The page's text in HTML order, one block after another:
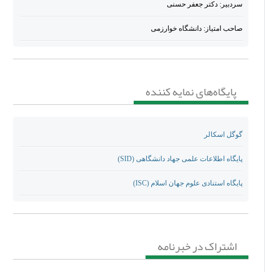
نیز نمی تواند از مقالات اعضای هیأت علمی این دانشگاه باشد. از این رو از
همکاران محترم هیأت علمی دانشکده روانشناسی دانشگاه خواهشمند است در
gmail.com
سردبیر: دکتر جعفر حسنی
صاحب امتیاز: دانشگاه خوارزمی
پایگاه‌های نمایه کننده
گوگل اسکالر
پایگاه اطلاعات علمی جهاد دانشگاهی (SID)
پایگاه استنادی علوم جهان اسلام (ISC)
اشتراک در خبرنامه